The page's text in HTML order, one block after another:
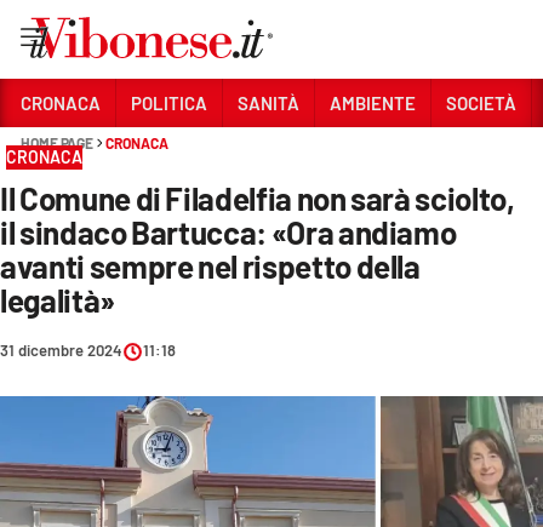
Sezioni
CRONACA
POLITICA
SANITÀ
AMBIENTE
SOCIETÀ
ECONOMIA E LAVORO
CRONACA POLITICA SANITÀ AMBIENTE SOCIETÀ
HOME PAGE CRONACA
CRONACA
Il Comune di Filadelfia non sarà sciolto,
il sindaco Bartucca: «Ora andiamo
avanti sempre nel rispetto della
legalità»
31 dicembre 2024 11:18